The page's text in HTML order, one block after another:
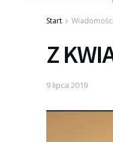
Start Wiadomości
Z
9 lipca 2019